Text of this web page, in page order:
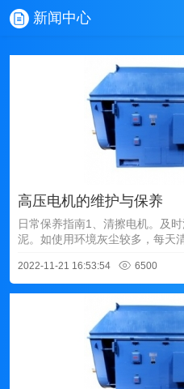
新闻中心
高压电机的维护与保养
日常保养指南1、清擦电机。及
泥。如使用环境灰尘较多，每天
2022-11-21 16:53:54 6500